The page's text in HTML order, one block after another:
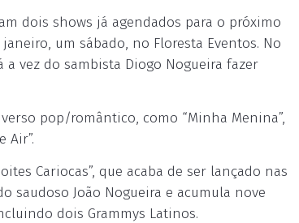
dois shows já agendados para o próximo
um sábado, no Floresta Eventos. No
a vez do sambista Diogo Nogueira fazer
pop/romântico, como “Minha Menina”,
Air”.
Cariocas”, que acaba de ser lançado nas
saudoso João Nogueira e acumula nove
dois Grammys Latinos.